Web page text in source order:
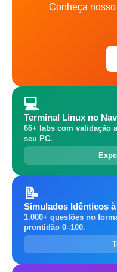
Conheça
💻
Terminal Linux no
66+ labs com validação
seu PC.
📝
Simulados Idênticos
1.000+ questões no
prontidão 0–100.